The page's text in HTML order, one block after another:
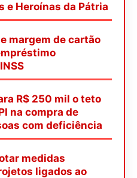
e Heroínas da Pátria
margem de cartão
R$ 250 mil o teto
na compra de
com deficiência
medidas
ligados ao